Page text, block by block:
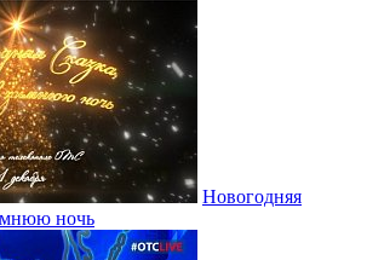
Новогодняя
ночь